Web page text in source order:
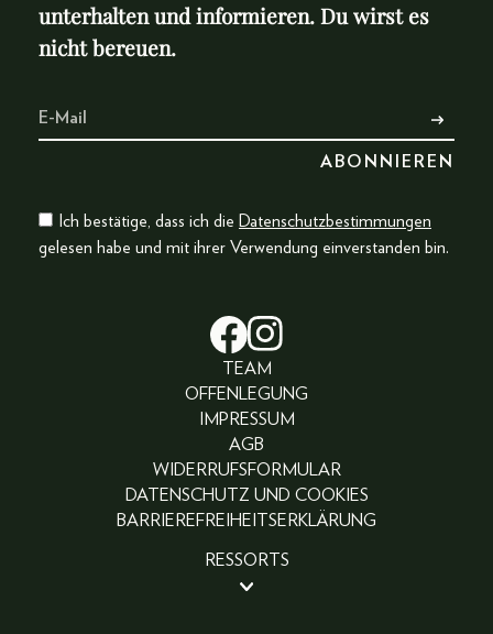
unterhalten und informieren. Du wirst es
nicht bereuen.
Ich bestätige, dass ich die Datenschutzbestimmungen
gelesen habe und mit ihrer Verwendung einverstanden bin.
TEAM
OFFENLEGUNG
IMPRESSUM
AGB
WIDERRUFSFORMULAR
DATENSCHUTZ UND COOKIES
BARRIEREFREIHEITSERKLÄRUNG
RESSORTS